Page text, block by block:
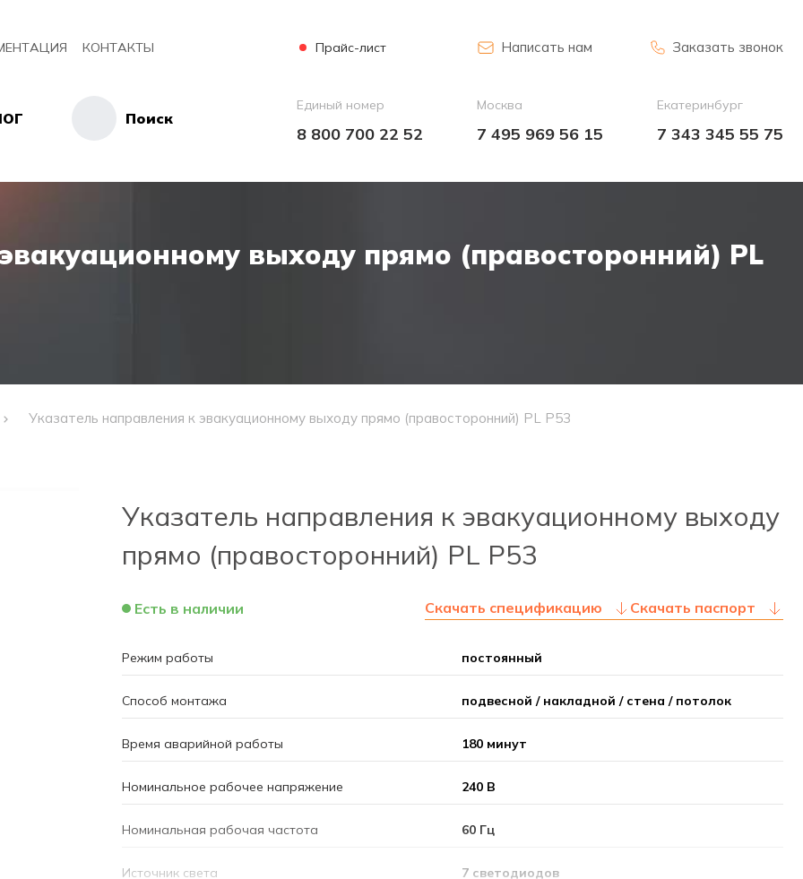
КОНТАКТЫ Прайс-лист Написать нам Заказать звонок
Поиск
Единый номер
8 800 700 22 52
Москва
7 495 969 56 15
Екатеринбург
7 343 345 55 75
выходу прямо (правосторонний) PL
Указатель направления к эвакуационному выходу прямо (правосторонний) PL P53
Указатель направления к эвакуационному выходу
прямо (правосторонний) PL P53
Есть в наличии Скачать спецификацию Скачать паспорт
Режим работы постоянный
Способ монтажа подвесной / накладной / стена / потолок
Время аварийной работы 180 минут
Номинальное рабочее напряжение 240 В
Номинальная рабочая частота 60 Гц
Источник света 7 светодиодов